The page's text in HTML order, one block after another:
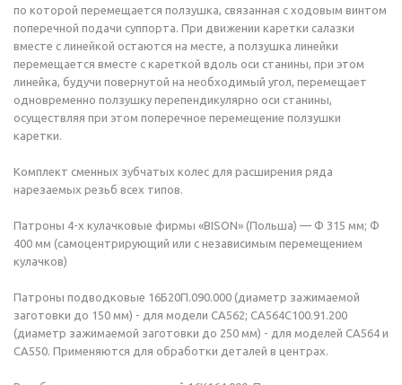
по которой перемещается ползушка, связанная с ходовым винтом
поперечной подачи суппорта. При движении каретки салазки
вместе с линейкой остаются на месте, а ползушка линейки
перемещается вместе с кареткой вдоль оси станины, при этом
линейка, будучи повернутой на необходимый угол, перемещает
одновременно ползушку перепендикулярно оси станины,
осуществляя при этом поперечное перемещение ползушки
каретки.
Комплект сменных зубчатых колес для расширения ряда
нарезаемых резьб всех типов.
Патроны 4-х кулачковые фирмы «BISON» (Польша) — Ф 315 мм; Ф
400 мм (самоцентрирующий или с независимым перемещением
кулачков)
Патроны подводковые 16Б20П.090.000 (диаметр зажимаемой
заготовки до 150 мм) - для модели СА562; СА564С100.91.200
(диаметр зажимаемой заготовки до 250 мм) - для моделей СА564 и
СА550. Применяются для обработки деталей в центрах.